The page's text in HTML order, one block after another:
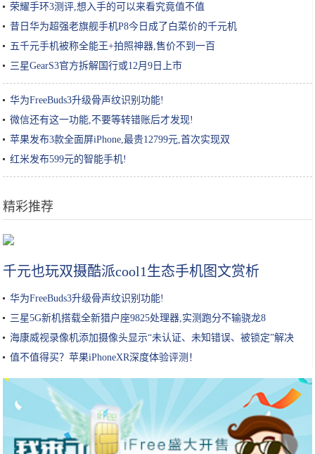
荣耀手环3测评,想入手的可以来看究竟值不值
昔日华为超强老旗舰手机P8今日成了白菜价的千元机
五千元手机被称全能王+拍照神器,售价不到一百
三星GearS3官方拆解国行或12月9日上市
华为FreeBuds3升级骨声纹识别功能!
微信还有这一功能,不要等转错账后才发现!
苹果发布3款全面屏iPhone,最贵12799元,首次实现双
红米发布599元的智能手机!
精彩推荐
千元也玩双摄酷派cool1生态手机图文赏析
华为FreeBuds3升级骨声纹识别功能!
三星5G新机搭载全新猎户座9825处理器,实测跑分不输骁龙8
海康威视录像机添加摄像头显示“未认证、未知错误、被锁定”解决
值不值得买？苹果iPhoneXR深度体验评测！